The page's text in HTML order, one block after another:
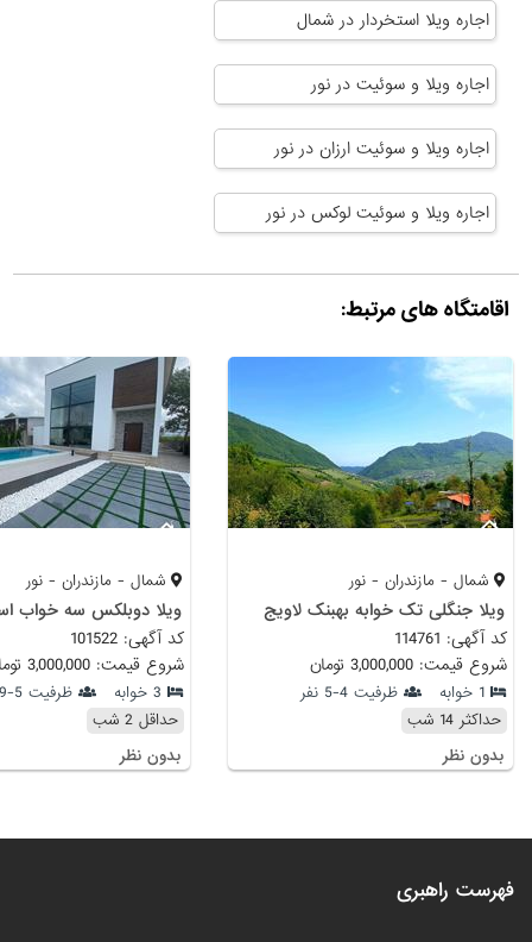
اجاره ویلا استخردار در شمال
اجاره ویلا و سوئیت در نور
اجاره ویلا و سوئیت ارزان در نور
اجاره ویلا و سوئیت لوکس در نور
اقامتگاه های مرتبط:
شمال - مازندران - نور
ویلا جنگلی تک خوابه بهبنک لاویج
کد آگهی: 114761
شروع قیمت: 3,000,000 تومان
1 خوابه
ظرفیت 4-5 نفر
حداکثر 14 شب
بدون نظر
شمال - مازندران - نور
کد آگهی: 101522
شروع قیمت: 3,000,000 تومان
3 خوابه
ظرفیت 5-9 نفر
حداقل 2 شب
بدون نظر
فهرست راهبری